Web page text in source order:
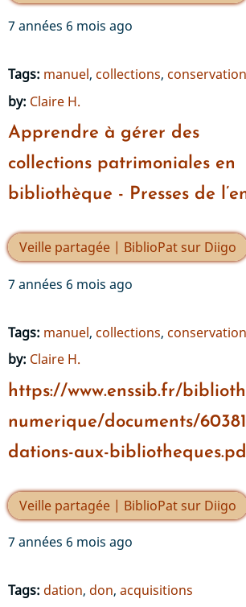
7 années 6 mois ago
Tags: manuel, collections, conservation
by: Claire H.
Apprendre à gérer des
collections patrimoniales en
bibliothèque - Presses de
Veille partagée | BiblioPat sur Diigo
7 années 6 mois ago
Tags: manuel, collections, conservation
by: Claire H.
https://www.enssib.fr/
numerique/documents/
dations-aux-
Veille partagée | BiblioPat sur Diigo
7 années 6 mois ago
Tags: dation, don, acquisitions